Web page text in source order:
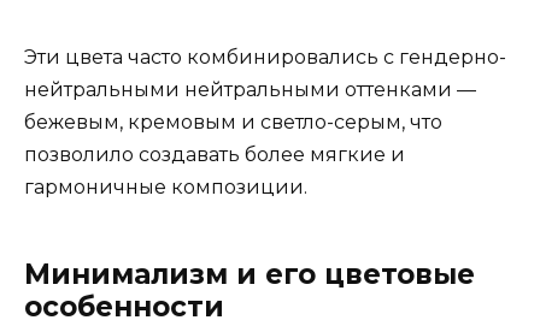
Эти цвета часто комбинировались с гендерно-
нейтральными нейтральными оттенками —
бежевым, кремовым и светло-серым, что
позволило создавать более мягкие и
гармоничные композиции.
Минимализм и его цветовые
особенности